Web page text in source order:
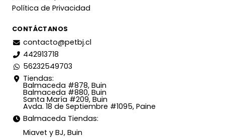
Política de Privacidad
CONTÁCTANOS
contacto@petbj.cl
442913718
56232549703
Tiendas:
Balmaceda #878, Buin
Balmaceda #880, Buin
Santa María #209, Buin
Avda. 18 de Septiembre #1095, Paine
Balmaceda Tiendas:
Miavet y BJ, Buin